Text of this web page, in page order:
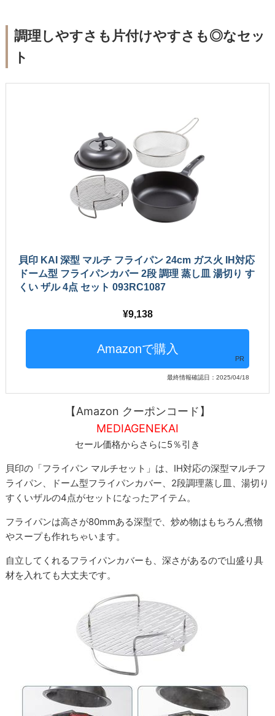
調理しやすさも片付けやすさも◎なセッ
ト
貝印 KAI 深型 マルチ フライパン 24cm ガス火 IH対応
ドーム型 フライパンカバー 2段 調理 蒸し皿 湯切り す
くい ザル 4点 セット 093RC1087
9,138
PR
最終情報確認日：2025/04/18
【Amazon クーポンコード】
MEDIAGENEKAI
セール価格からさらに5％引き
貝印の「フライパン マルチセット」は、IH対応の深型マルチフ
ライパン、ドーム型フライパンカバー、2段調理蒸し皿、湯切り
すくいザルの4点がセットになったアイテム。
フライパンは高さが80mmある深型で、炒め物はもちろん煮物
やスープも作れちゃいます。
自立してくれるフライパンカバーも、深さがあるので山盛り具
材を入れても大丈夫です。